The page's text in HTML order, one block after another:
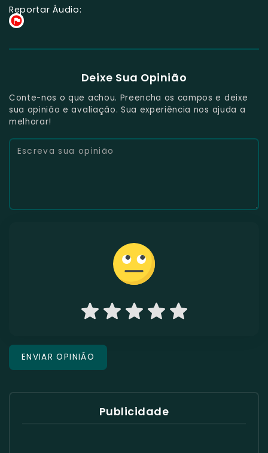
Reportar Áudio:
Deixe Sua Opinião
Conte-nos o que achou. Preencha os campos e deixe
sua opinião e avaliação. Sua experiência nos ajuda a
melhorar!
Publicidade